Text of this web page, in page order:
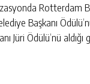
Rotterdam
Başkanı
Jüri Ödülü’nü aldığı